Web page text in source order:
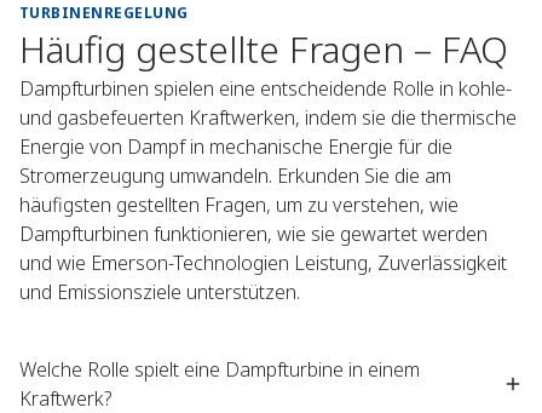
TURBINENREGELUNG
Häufig gestellte Fragen – FAQ
Dampfturbinen spielen eine entscheidende Rolle in kohle-
und gasbefeuerten Kraftwerken, indem sie die thermische
Energie von Dampf in mechanische Energie für die
Stromerzeugung umwandeln. Erkunden Sie die am
häufigsten gestellten Fragen, um zu verstehen, wie
Dampfturbinen funktionieren, wie sie gewartet werden
und wie Emerson-Technologien Leistung, Zuverlässigkeit
und Emissionsziele unterstützen.
Welche Rolle spielt eine Dampfturbine in einem
Kraftwerk?